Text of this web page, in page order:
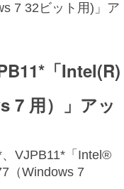
7 32ビット用)」ア
「Intel(R)
7 用）」アッ
VJPB11*「Intel®
（Windows 7